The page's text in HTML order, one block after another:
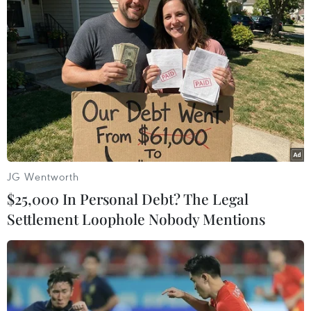
đang vật lộn với tình trạng doanh
số sụt giảm.
(TTXVN/Vietnam+)
JG Wentworth
$25,000 In Personal Debt? The Legal
Settlement Loophole Nobody Mentions